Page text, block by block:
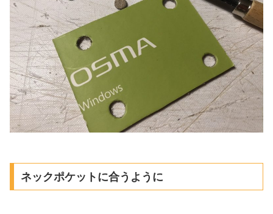
ネックポケットに合うように